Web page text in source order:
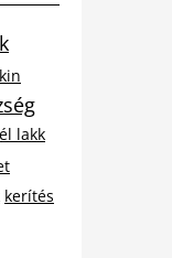
lakk
kerítés